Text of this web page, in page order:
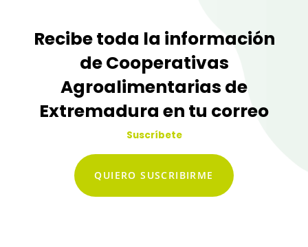
Recibe toda la información
de Cooperativas
Agroalimentarias de
Extremadura en tu correo
Suscríbete
QUIERO SUSCRIBIRME